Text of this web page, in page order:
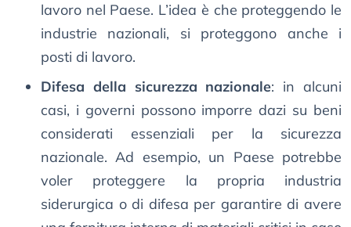
lavoro nel Paese. L’idea è che proteggendo le
industrie nazionali, si proteggono anche i
posti di lavoro.
Difesa della sicurezza nazionale: in alcuni
casi, i governi possono imporre dazi su beni
considerati essenziali per la sicurezza
nazionale. Ad esempio, un Paese potrebbe
voler proteggere la propria industria
siderurgica o di difesa per garantire di avere